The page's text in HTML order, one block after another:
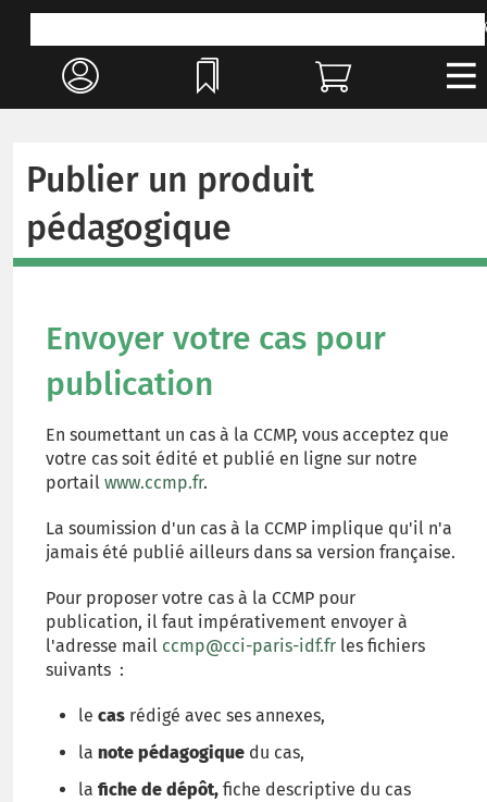
Publier un produit
pédagogique
Envoyer votre cas pour
publication
En soumettant un cas à la CCMP, vous acceptez que
votre cas soit édité et publié en ligne sur notre
portail www.ccmp.fr.
La soumission d'un cas à la CCMP implique qu'il n'a
jamais été publié ailleurs dans sa version française.
Pour proposer votre cas à la CCMP pour
publication, il faut impérativement envoyer à
l'adresse mail ccmp@cci-paris-idf.fr les fichiers
suivants :
le cas rédigé avec ses annexes,
la note pédagogique du cas,
la fiche de dépôt, fiche descriptive du cas